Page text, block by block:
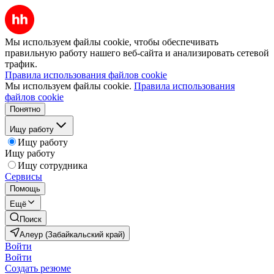
Мы используем файлы cookie, чтобы обеспечивать
правильную работу нашего веб-сайта и анализировать сетевой
трафик.
Правила использования файлов cookie
Мы используем файлы cookie. Правила использования
файлов cookie
Понятно
Ищу работу
Ищу работу
Ищу работу
Ищу сотрудника
Сервисы
Помощь
Ещё
Поиск
Алеур (Забайкальский край)
Войти
Войти
Создать резюме